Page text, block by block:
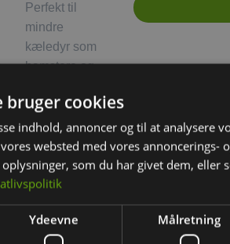
BESKRIVELSE YDERLIGERE
bruger cookies
indhold, annoncer og til at analysere
websted med vores annoncerings-
som du har givet dem, eller
Ydeevne Målretning